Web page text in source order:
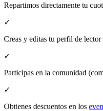
Repartimos directamente tu
✓
Creas y editas tu perfil de lector
✓
Participas en la comunidad
✓
Obtienes descuentos en los